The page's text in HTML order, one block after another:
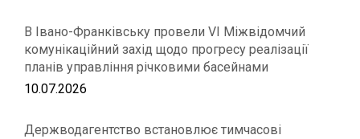
В Івано-Франківську провели VІ Міжвідомчий
комунікаційний захід щодо прогресу реалізації
планів управління річковими басейнами
10.07.2026
Держводагентство встановлює тимчасові